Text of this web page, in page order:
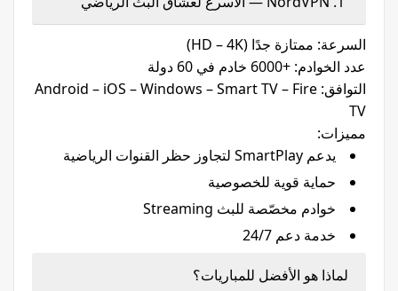
السرعة: ممتازة جدًا (HD – 4K)
عدد الخوادم: +6000 خادم في 60 دولة
التوافق: Android – iOS – Windows – Smart TV – Fire
TV
مميزات:
يدعم SmartPlay لتجاوز حظر القنوات الرياضية
حماية قوية للخصوصية
خوادم مخصّصة للبث Streaming
خدمة دعم 24/7
لماذا هو الأفضل للمباريات؟